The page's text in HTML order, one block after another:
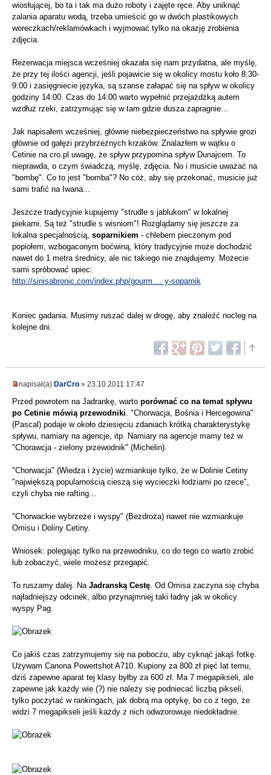
wiosłującej, bo ta i tak ma dużo roboty i zajęte ręce. Aby uniknąć
zalania aparatu wodą, trzeba umieścić go w dwóch plastikowych
woreczkach/reklamówkach i wyjmować tylko na okazję zrobienia
zdjęcia.
Rezerwacja miejsca wcześniej okazała się nam przydatna, ale myślę,
że przy tej ilości agencji, jeśli pojawicie się w okolicy mostu koło 8:30-
9:00 i zasięgniecie języka, są szanse załapać się na spływ w okolicy
godziny 14:00. Czas do 14:00 warto wypełnić przejażdżką autem
wzdłuż rzeki, zatrzymując się w tam gdzie dusza zapragnie...
Jak napisałem wcześniej, główne niebezpieczeństwo na spływie grozi
głównie od gałęzi przybrzeżnych krzaków. Znalazłem w wątku o
Cetinie na cro.pl uwagę, że spływ przypomina spływ Dunajcem. To
nieprawda, o czym świadczą, myślę, zdjęcia. No i musicie uważać na
"bombę". Co to jest "bomba"? No cóż, aby się przekonać, musicie już
sami trafić na Iwana...
Jeszcze tradycyjnie kupujemy "strudle s jablukom" w lokalnej
piekarni. Są też "strudle s wisniom"! Rozglądamy się jeszcze za
lokalna specjalnością, soparnikiem - chlebem pieczonym pod
popiołem, wzbogaconym boćwiną, który tradycyjnie może dochodzić
nawet do 1 metra średnicy, ale nic takiego nie znajdujemy. Możecie
sami spróbować upiec:
http://sinisabronic.com/index.php/gourm ... y-soparnik
Koniec gadania. Musimy ruszać dalej w drogę, aby znaleźć nocleg na
kolejne dni.
napisał(a) DarCro » 23.10.2011 17:47
Przed powrotem na Jadrankę, warto porównać co na temat spływu
po Cetinie mówią przewodniki. "Chorwacja, Bośnia i Hercegowina"
(Pascal) podaje w około dziesięciu zdaniach krótką charakterystykę
spływu, namiary na agencje, itp. Namiary na agencje mamy też w
"Chorawcja - zielony przewodnik" (Michelin).
"Chorwacja" (Wiedza i życie) wzmiankuje tylko, że w Dolinie Cetiny
"największą popularnością cieszą się wycieczki łodziami po rzece",
czyli chyba nie rafting...
"Chorwackie wybrzeże i wyspy" (Bezdroża) nawet nie wzmiankuje
Omisu i Doliny Cetiny.
Wniosek: polegając tylko na przewodniku, co do tego co warto zrobić
lub zobaczyć, wiele możesz przegapić.
To ruszamy dalej. Na Jadranską Cestę. Od Omisa zaczyna się chyba
najładniejszy odcinek, albo przynajmniej taki ładny jak w okolicy
wyspy Pag.
Co jakiś czas zatrzymujemy się na poboczu, aby cyknąć jakąś fotkę.
Używam Canona Powertshot A710. Kupiony za 800 zł pięć lat temu,
dziś zapewne aparat tej klasy byłby za 600 zł. Ma 7 megapikseli, ale
zapewne jak każdy wie (?) nie należy się podniecać liczbą pikseli,
tylko poczytać w rankingach, jak dobrą ma optykę, bo co z tego, że
widzi 7 megapikseli jeśli każdy z nich odwzorowuje niedokładnie.